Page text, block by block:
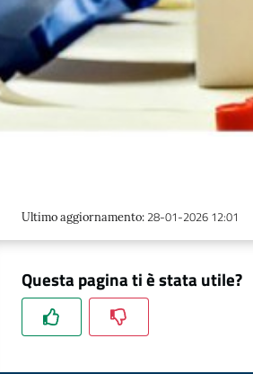
Ultimo aggiornamento: 28-01-2026 12:01
Questa pagina ti è stata utile?